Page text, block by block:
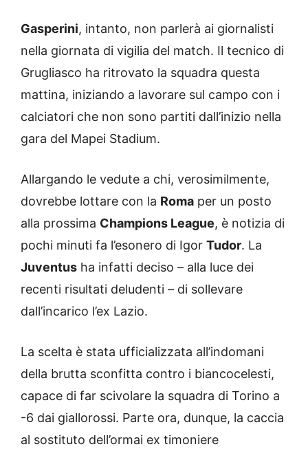
Gasperini, intanto, non parlerà ai giornalisti
nella giornata di vigilia del match. Il tecnico di
Grugliasco ha ritrovato la squadra questa
mattina, iniziando a lavorare sul campo con i
calciatori che non sono partiti dall’inizio nella
gara del Mapei Stadium.
Allargando le vedute a chi, verosimilmente,
dovrebbe lottare con la Roma per un posto
alla prossima Champions League, è notizia di
pochi minuti fa l’esonero di Igor Tudor. La
Juventus ha infatti deciso – alla luce dei
recenti risultati deludenti – di sollevare
dall’incarico l’ex Lazio.
La scelta è stata ufficializzata all’indomani
della brutta sconfitta contro i biancocelesti,
capace di far scivolare la squadra di Torino a
-6 dai giallorossi. Parte ora, dunque, la caccia
al sostituto dell’ormai ex timoniere